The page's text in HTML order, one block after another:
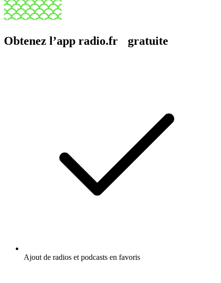
Obtenez l’app radio.fr gratuite
Ajout de radios et podcasts en favoris